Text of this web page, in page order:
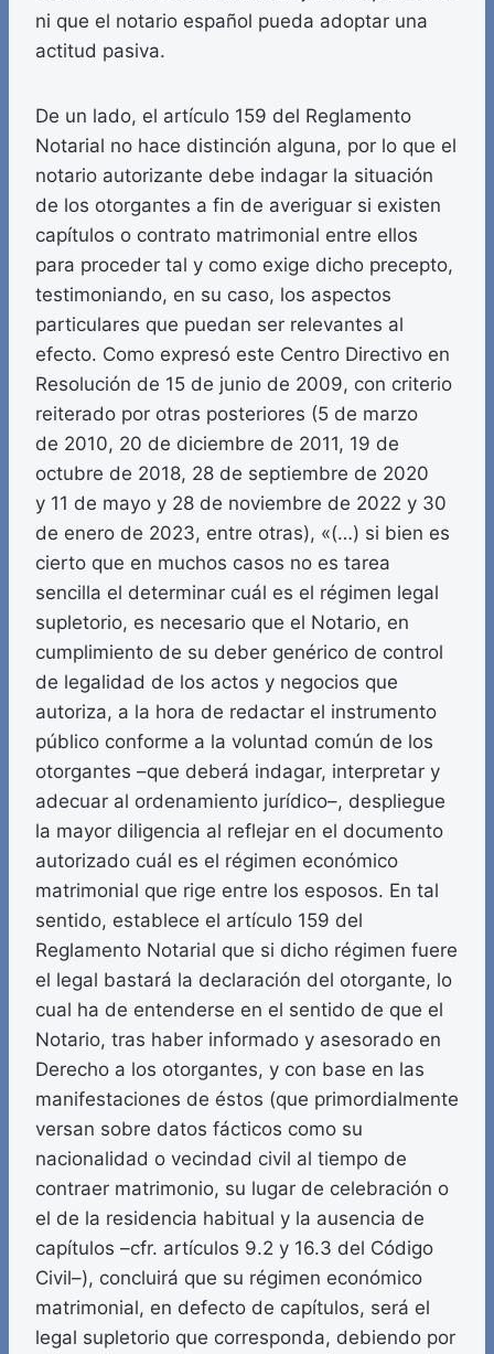
ni que el notario español pueda adoptar una
actitud pasiva.
De un lado, el artículo 159 del Reglamento
Notarial no hace distinción alguna, por lo que el
notario autorizante debe indagar la situación
de los otorgantes a fin de averiguar si existen
capítulos o contrato matrimonial entre ellos
para proceder tal y como exige dicho precepto,
testimoniando, en su caso, los aspectos
particulares que puedan ser relevantes al
efecto. Como expresó este Centro Directivo en
Resolución de 15 de junio de 2009, con criterio
reiterado por otras posteriores (5 de marzo
de 2010, 20 de diciembre de 2011, 19 de
octubre de 2018, 28 de septiembre de 2020
y 11 de mayo y 28 de noviembre de 2022 y 30
de enero de 2023, entre otras), «(…) si bien es
cierto que en muchos casos no es tarea
sencilla el determinar cuál es el régimen legal
supletorio, es necesario que el Notario, en
cumplimiento de su deber genérico de control
de legalidad de los actos y negocios que
autoriza, a la hora de redactar el instrumento
público conforme a la voluntad común de los
otorgantes –que deberá indagar, interpretar y
adecuar al ordenamiento jurídico–, despliegue
la mayor diligencia al reflejar en el documento
autorizado cuál es el régimen económico
matrimonial que rige entre los esposos. En tal
sentido, establece el artículo 159 del
Reglamento Notarial que si dicho régimen fuere
el legal bastará la declaración del otorgante, lo
cual ha de entenderse en el sentido de que el
Notario, tras haber informado y asesorado en
Derecho a los otorgantes, y con base en las
manifestaciones de éstos (que primordialmente
versan sobre datos fácticos como su
nacionalidad o vecindad civil al tiempo de
contraer matrimonio, su lugar de celebración o
el de la residencia habitual y la ausencia de
capítulos –cfr. artículos 9.2 y 16.3 del Código
Civil–), concluirá que su régimen económico
matrimonial, en defecto de capítulos, será el
legal supletorio que corresponda, debiendo por